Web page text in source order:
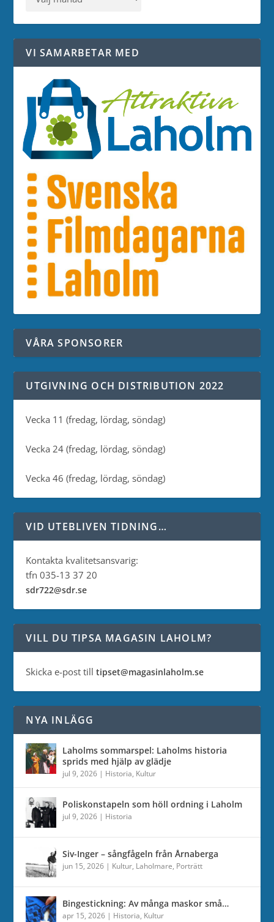
VI SAMARBETAR MED
VÅRA SPONSORER
UTGIVNING OCH DISTRIBUTION 2022
Vecka 11 (fredag, lördag, söndag)
Vecka 24 (fredag, lördag, söndag)
Vecka 46 (fredag, lördag, söndag)
VID UTEBLIVEN TIDNING…
Kontakta kvalitetsansvarig:
tfn 035-13 37 20
sdr722@sdr.se
VILL DU TIPSA MAGASIN LAHOLM?
Skicka e-post tilltipset@magasinlaholm.se
NYA INLÄGG
Laholms sommarspel: Laholms historia
sprids med hjälp av glädje
jul 9, 2026 | Historia, Kultur
Poliskonstapeln som höll ordning i Laholm
jul 9, 2026 | Historia
Siv-Inger – sångfågeln från Årnaberga
jun 15, 2026 | Kultur, Laholmare, Porträtt
Bingestickning: Av många maskor små…
apr 15, 2026 | Historia, Kultur